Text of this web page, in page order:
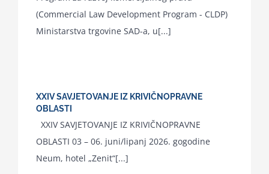
(Commercial Law Development Program - CLDP)
Ministarstva trgovine SAD-a, u[...]
XXIV SAVJETOVANJE IZ KRIVIČNOPRAVNE
OBLASTI
XXIV SAVJETOVANJE IZ KRIVIČNOPRAVNE
OBLASTI 03 – 06. juni/lipanj 2026. gogodine
Neum, hotel „Zenit“[...]